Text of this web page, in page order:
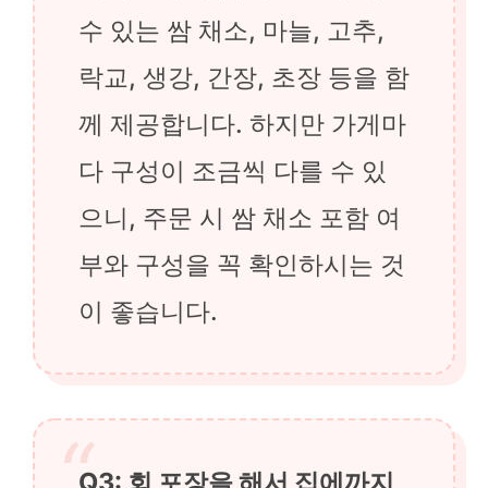
수 있는 쌈 채소, 마늘, 고추,
락교, 생강, 간장, 초장 등을 함
께 제공합니다. 하지만 가게마
다 구성이 조금씩 다를 수 있
으니, 주문 시 쌈 채소 포함 여
부와 구성을 꼭 확인하시는 것
이 좋습니다.